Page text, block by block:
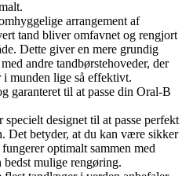
arrangement af
tand bliver omfavnet og rengjort
Dette giver en mere grundig
andre tandbørstehoveder, der
munden lige så effektivt.
garanteret til at passe din Oral-B
specielt designet til at passe perfekt
Det betyder, at du kan være sikker
optimalt sammen med
bedst mulige rengøring.